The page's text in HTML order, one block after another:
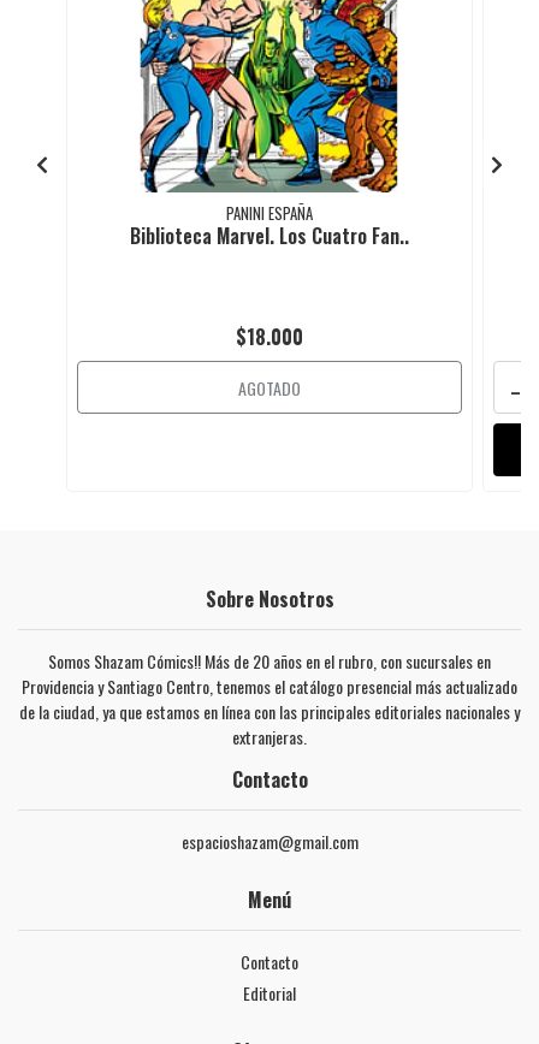
PANINI ESPAÑA
Biblioteca Marvel. Los Cuatro Fan..
$18.000
AGOTADO -
Sobre Nosotros
Somos Shazam Cómics!! Más de 20 años en el rubro, con sucursales en
Providencia y Santiago Centro, tenemos el catálogo presencial más actualizado
de la ciudad, ya que estamos en línea con las principales editoriales nacionales y
extranjeras.
Contacto
espacioshazam@gmail.com
Menú
Contacto
Editorial